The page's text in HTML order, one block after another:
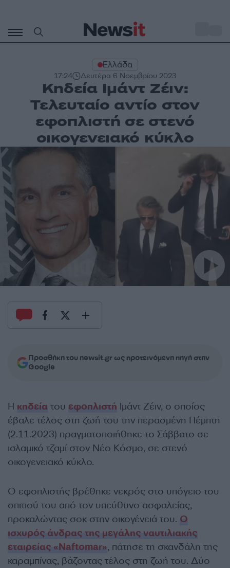
περιεχόμενο
Ελλάδα
17:24 Δευτέρα 6 Νοεμβρίου 2023
Κηδεία Ιμάντ Ζέιν:
Τελευταίο αντίο στον
εφοπλιστή σε στενό
οικογενειακό κύκλο
Προσθήκη του newsit.gr ως προτεινόμενη πηγή στην
Google
Η κηδεία του εφοπλιστή Ιμάντ Ζέιν, ο οποίος
έβαλε τέλος στη ζωή του την περασμένη Πέμπτη
(2.11.2023) πραγματοποιήθηκε το Σάββατο σε
ισλαμικό τζαμί στον Νέο Κόσμο, σε στενό
οικογενειακό κύκλο.
Ο εφοπλιστής βρέθηκε νεκρός στο υπόγειο του
σπιτιού του από τον υπεύθυνο ασφαλείας,
προκαλώντας σοκ στην οικογένειά του. Ο
ισχυρός άνδρας της μεγάλης ναυτιλιακής
εταιρείας «Naftomar», πάτησε τη σκανδάλη της
καραμπίνας, βάζοντας τέλος στη ζωή του. Δύο